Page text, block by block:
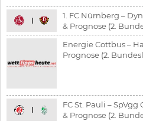
1. FC Nürnberg –
& Prognose (2.
Energie Cottbus –
Prognose (2.
FC St. Pauli –
& Prognose (2.